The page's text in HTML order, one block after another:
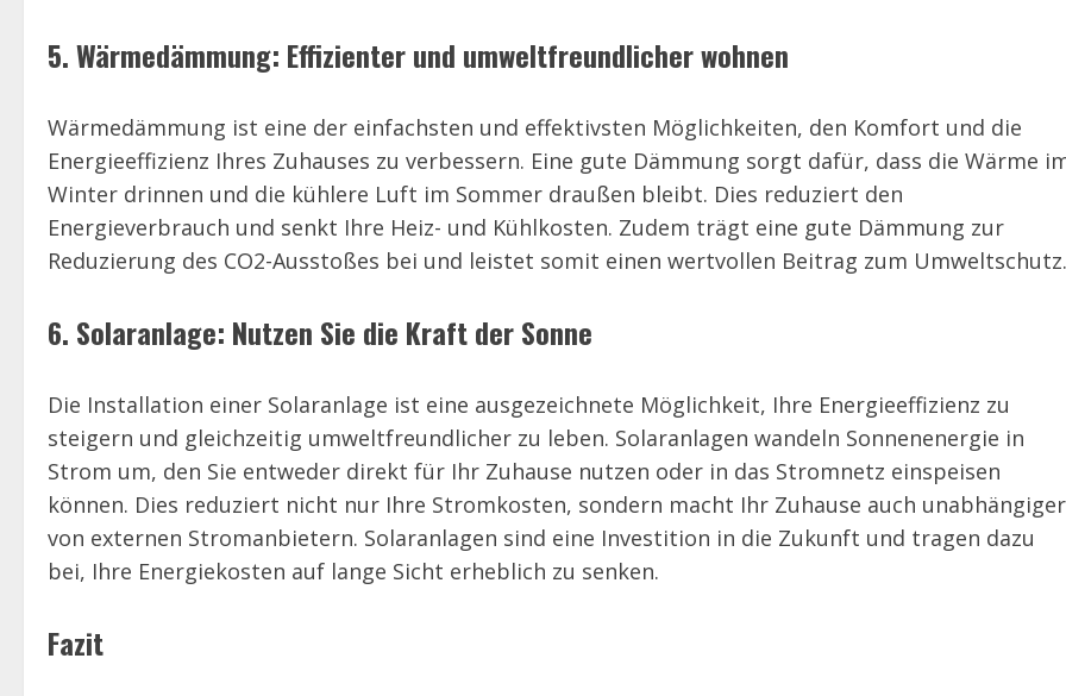
5. Wärmedämmung: Effizienter und umweltfreundlicher wohnen
Wärmedämmung ist eine der einfachsten und effektivsten Möglichkeiten, den Komfort und die
Energieeffizienz Ihres Zuhauses zu verbessern. Eine gute Dämmung sorgt dafür, dass die Wärme
Winter drinnen und die kühlere Luft im Sommer draußen bleibt. Dies reduziert den
Energieverbrauch und senkt Ihre Heiz- und Kühlkosten. Zudem trägt eine gute Dämmung zur
Reduzierung des CO2-Ausstoßes bei und leistet somit einen wertvollen Beitrag zum Umweltschutz.
6. Solaranlage: Nutzen Sie die Kraft der Sonne
Die Installation einer Solaranlage ist eine ausgezeichnete Möglichkeit, Ihre Energieeffizienz zu
steigern und gleichzeitig umweltfreundlicher zu leben. Solaranlagen wandeln Sonnenenergie in
Strom um, den Sie entweder direkt für Ihr Zuhause nutzen oder in das Stromnetz einspeisen
können. Dies reduziert nicht nur Ihre Stromkosten, sondern macht Ihr Zuhause auch unabhängiger
von externen Stromanbietern. Solaranlagen sind eine Investition in die Zukunft und tragen dazu
bei, Ihre Energiekosten auf lange Sicht erheblich zu senken.
Fazit